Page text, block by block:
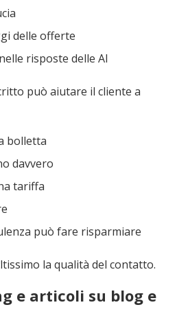
delle offerte
risposte delle AI
può aiutare il cliente a
bolletta
davvero
tariffa
può fare risparmiare
la qualità del contatto.
e articoli su blog e